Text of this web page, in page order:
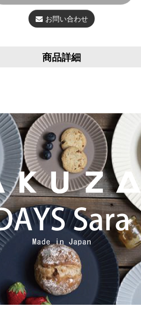
お問い合わせ
商品詳細